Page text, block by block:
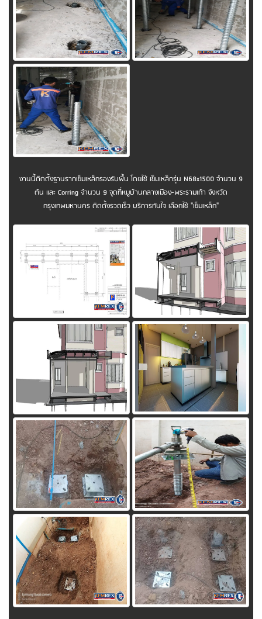
งานนี้ติดตั้งฐานรากเข็มเหล็กรองรับพื้น โดยใช้ เข็มเหล็กรุ่น N68x1500 จำนวน 9
ต้น และ Corring จำนวน 9 จุดที่หมูบ้านกลางเมือง-พระรามเก้า จังหวัด
กรุงเทพมหานคร ติดตั้งรวดเร็ว บริการทันใจ เลือกใช้ "เข็มเหล็ก"